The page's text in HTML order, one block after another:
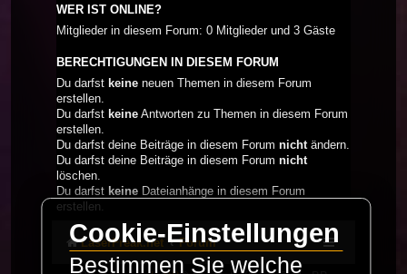
WER IST ONLINE?
Mitglieder in diesem Forum: 0 Mitglieder und 3 Gäste
BERECHTIGUNGEN IN DIESEM FORUM
Du darfst keine neuen Themen in diesem Forum
erstellen.
Du darfst keine Antworten zu Themen in diesem Forum
erstellen.
Du darfst deine Beiträge in diesem Forum nichtändern.
Du darfst deine Beiträge in diesem Forum nicht
löschen.
Du darfst keine Dateianhänge in diesem Forum
erstellen.
LaserFreak.net Forum
Cookie-Einstellungen
Bestimmen Sie welche